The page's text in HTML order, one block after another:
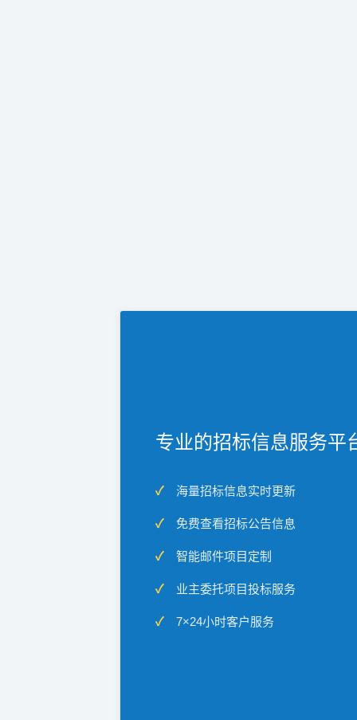
专业的招标信息服务平
海量招标信息实时更新
免费查看招标公告信息
智能邮件项目定制
业主委托项目投标服务
7×24小时客户服务